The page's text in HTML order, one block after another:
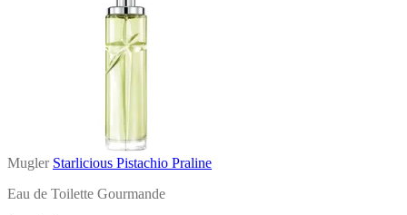
Mugler Starlicious Pistachio Praline
Eau de Toilette Gourmande